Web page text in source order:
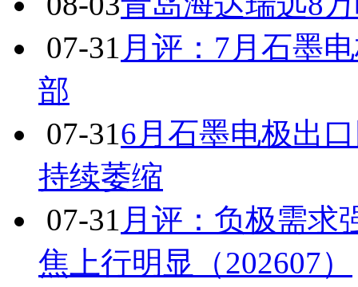
07-31 月评：7月石墨
部
07-316月石墨电极出
持续萎缩
07-31 月评：负极需求
焦上行明显（202607）